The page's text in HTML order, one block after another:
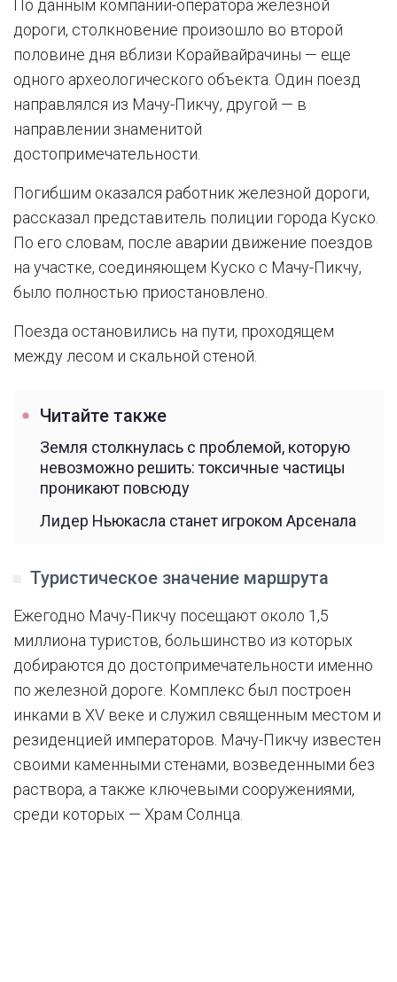
По данным компании-оператора железной
дороги, столкновение произошло во второй
половине дня вблизи Корайвайрачины — еще
одного археологического объекта. Один поезд
направлялся из Мачу-Пикчу, другой — в
направлении знаменитой
достопримечательности.
Погибшим оказался работник железной дороги,
рассказал представитель полиции города Куско.
По его словам, после аварии движение поездов
на участке, соединяющем Куско с Мачу-Пикчу,
было полностью приостановлено.
Поезда остановились на пути, проходящем
между лесом и скальной стеной.
Читайте также
Земля столкнулась с проблемой, которую
невозможно решить: токсичные частицы
проникают повсюду
Лидер Ньюкасла станет игроком Арсенала
Туристическое значение маршрута
Ежегодно Мачу-Пикчу посещают около 1,5
миллиона туристов, большинство из которых
добираются до достопримечательности именно
по железной дороге. Комплекс был построен
инками в XV веке и служил священным местом и
резиденцией императоров. Мачу-Пикчу известен
своими каменными стенами, возведенными без
раствора, а также ключевыми сооружениями,
среди которых — Храм Солнца.